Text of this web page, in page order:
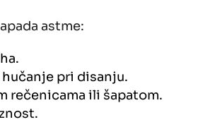
astme:
pri disanju.
rečenicama ili šapatom.